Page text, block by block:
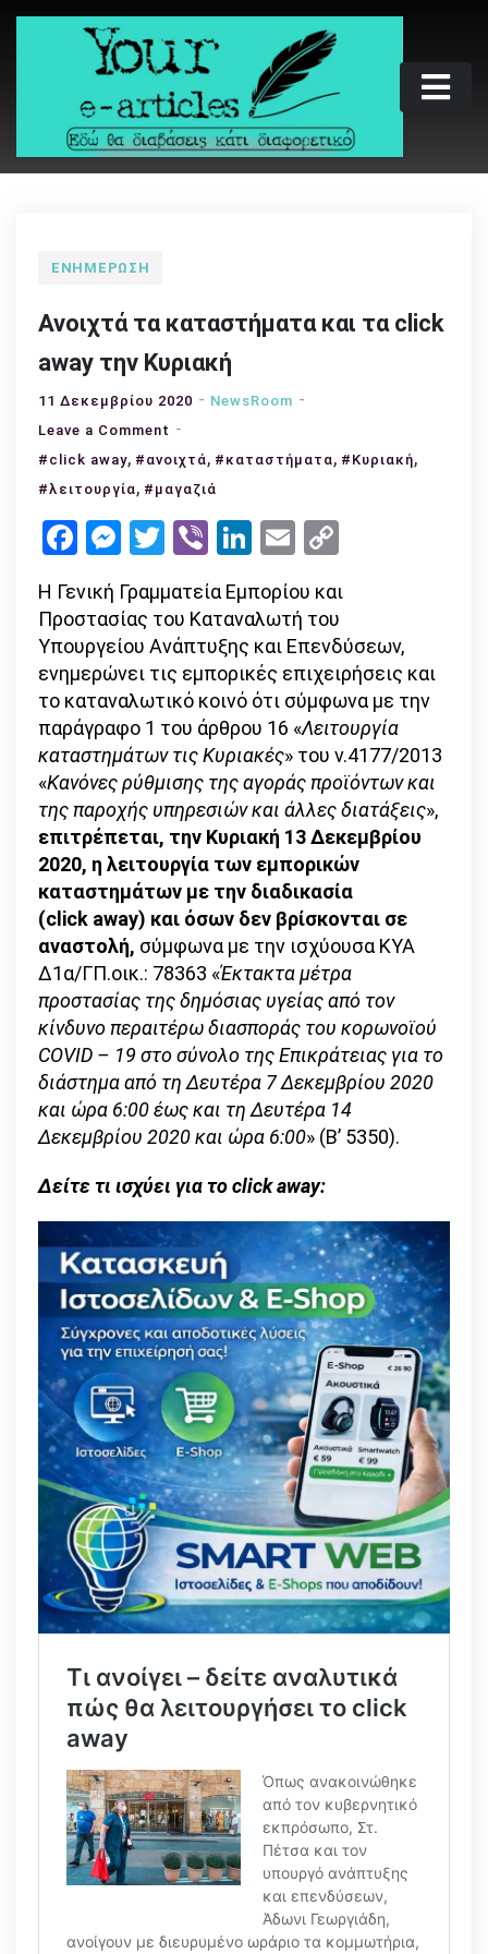
Skip
Your e-articles
Εδώ θα διαβάσεις κάτι διαφορετικό
ΕΝΗΜΈΡΩΣΗ
Ανοιχτά τα καταστήματα και τα click
away την Κυριακή
11 Δεκεμβρίου 2020
NewsRoom
Leave a Comment on
Ανοιχτά
και
click
away
την
Κυριακή
#click away, #ανοιχτά, #καταστήματα, #Κυριακή,
#λειτουργία, #μαγαζιά
Facebook
Messenger
Twitter
ViberLinkedIn
Email
Η Γενική Γραμματεία Εμπορίου και
Προστασίας του Καταναλωτή του
Υπουργείου Ανάπτυξης και Επενδύσεων,
ενημερώνει τις εμπορικές επιχειρήσεις και
το καταναλωτικό κοινό ότι σύμφωνα με την
παράγραφο 1 του άρθρου 16 «Λειτουργία
καταστημάτων τις Κυριακές» του ν.4177/2013
«Κανόνες ρύθμισης της αγοράς προϊόντων και
της παροχής υπηρεσιών και άλλες διατάξεις»,
επιτρέπεται, την Κυριακή 13 Δεκεμβρίου
2020, η λειτουργία των εμπορικών
καταστημάτων με την διαδικασία
(click away) και όσων δεν βρίσκονται σε
αναστολή, σύμφωνα με την ισχύουσα ΚΥΑ
Δ1α/ΓΠ.οικ.: 78363 «Έκτακτα μέτρα
προστασίας της δημόσιας υγείας από τον
κίνδυνο περαιτέρω διασποράς του κορωνοϊού
CΟVID – 19 στο σύνολο της Επικράτειας για το
διάστημα από τη Δευτέρα 7 Δεκεμβρίου 2020
και ώρα 6:00 έως και τη Δευτέρα 14
Δεκεμβρίου 2020 και ώρα 6:00» (Β’ 5350).
Δείτε τι ισχύει για το click away: